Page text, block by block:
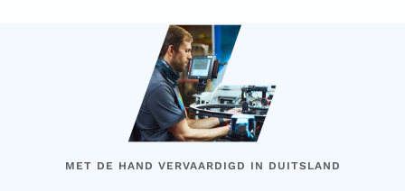
MET DE HAND VERVAARDIGD IN DUITSLAND